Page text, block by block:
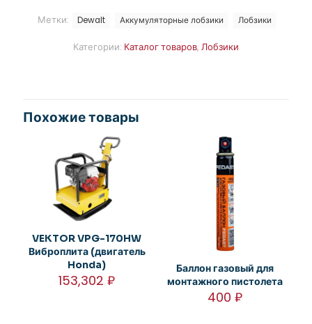
Категории: Каталог товаров, Лобзики
Метки: Dewalt Аккумуляторные лобзики Лобзики
Похожие товары
VEKTOR VPG-170HW
Виброплита (двигатель
Honda)
153,302₽
Баллон газовый для
монтажного пистолета
400₽